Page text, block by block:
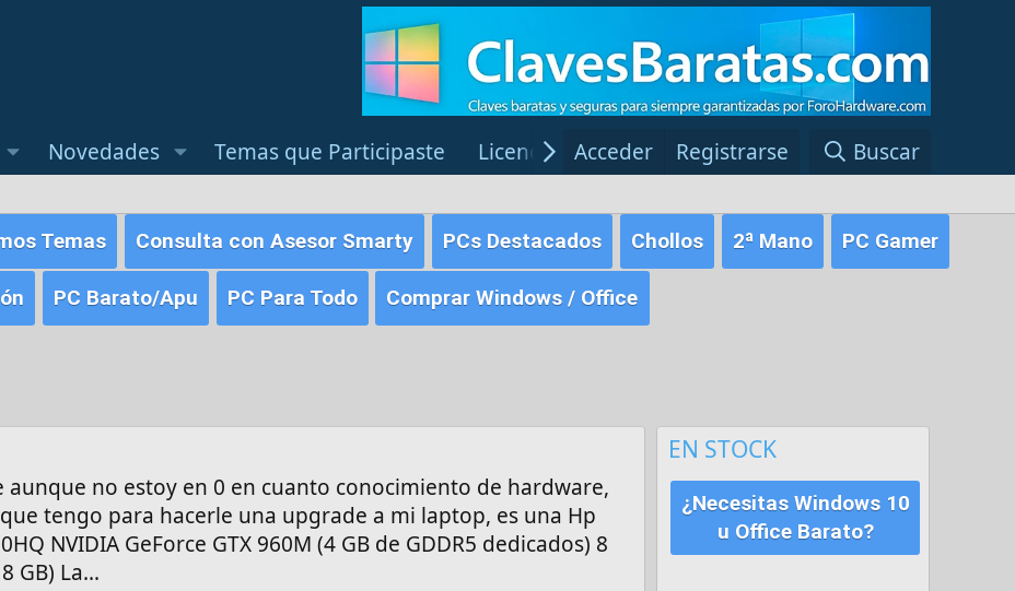
Novedades Temas que Participaste Licencias Windows Red Fansite.es
Acceder Registrarse Buscar
Temas Consulta con Asesor Smarty PCs Destacados Chollos 2ª Mano PC Gamer
PC Barato/Apu PC Para Todo Comprar Windows / Office
aunque no estoy en 0 en cuanto conocimiento de hardware,
tengo para hacerle una upgrade a mi laptop, es una Hp
NVIDIA GeForce GTX 960M (4 GB de GDDR5 dedicados) 8
GB) La...
EN STOCK
¿Necesitas Windows 10
u Office Barato?